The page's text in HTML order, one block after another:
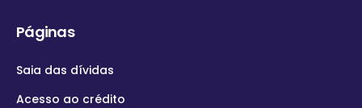
Páginas
Saia das dívidas
Acesso ao crédito